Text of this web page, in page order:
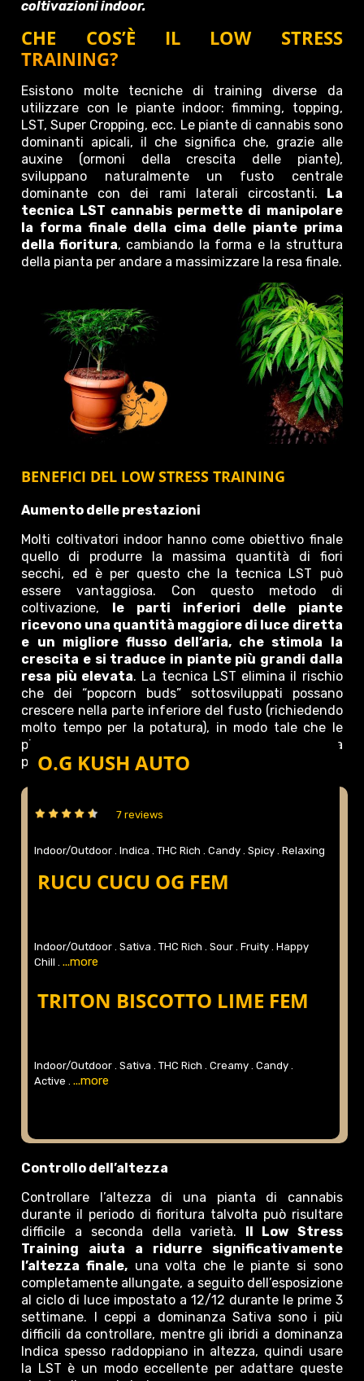
coltivazioni indoor.
CHE COS’È IL LOW STRESS
TRAINING?
Esistono molte tecniche di training diverse da
utilizzare con le piante indoor: fimming, topping,
LST, Super Cropping, ecc. Le piante di cannabis sono
dominanti apicali, il che significa che, grazie alle
auxine (ormoni della crescita delle piante),
sviluppano naturalmente un fusto centrale
dominante con dei rami laterali circostanti. La
tecnica LST cannabis permette di manipolare
la forma finale della cima delle piante prima
della fioritura, cambiando la forma e la struttura
della pianta per andare a massimizzare la resa finale.
BENEFICI DEL LOW STRESS TRAINING
Aumento delle prestazioni
Molti coltivatori indoor hanno come obiettivo finale
quello di produrre la massima quantità di fiori
secchi, ed è per questo che la tecnica LST può
essere vantaggiosa. Con questo metodo di
coltivazione, le parti inferiori delle piante
ricevono una quantità maggiore di luce diretta
e un migliore flusso dell’aria, che stimola la
crescita e si traduce in piante più grandi dalla
resa più elevata. La tecnica LST elimina il rischio
che dei “popcorn buds” sottosviluppati possano
crescere nella parte inferiore del fusto (richiedendo
molto tempo per la potatura), in modo tale che le
piante possano concentrare la loro energia sulla
produzione di buds più grandi, compatti e resinosi.
O.G KUSH AUTO
7 reviews
Indoor/Outdoor .Indica .THC Rich .Candy .Spicy .Relaxing
RUCU CUCU OG FEM
Indoor/Outdoor .Sativa .THC Rich .Sour .Fruity .Happy
Chill ....more
TRITON BISCOTTO LIME FEM
Indoor/Outdoor .Sativa .THC Rich .Creamy .Candy .
Active ....more
​​Controllo dell’altezza
Controllare l’altezza di una pianta di cannabis
durante il periodo di fioritura talvolta può risultare
difficile a seconda della varietà. Il Low Stress
Training aiuta a ridurre significativamente
l’altezza finale, una volta che le piante si sono
completamente allungate, a seguito dell’esposizione
al ciclo di luce impostato a 12/12 durante le prime 3
settimane. I ceppi a dominanza Sativa sono i più
difficili da controllare, mentre gli ibridi a dominanza
Indica spesso raddoppiano in altezza, quindi usare
la LST è un modo eccellente per adattare queste